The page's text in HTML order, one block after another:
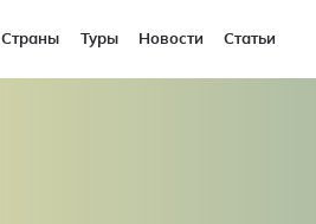
Страны Туры Новости Статьи